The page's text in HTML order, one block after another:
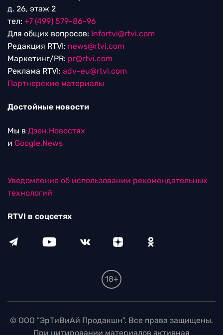
д. 26, этаж 2
тел: +7 (499) 579-86-96
Для общих вопросов: Infortvi@rtvi.com
Редакция RTVI: news@rtvi.com
Маркетинг/PR: pr@rtvi.com
Реклама RTVI: adv-eu@rtvi.com
Партнерские материалы
Достойные новости
Мы в Дзен.Новостях
и Google.News
Уведомление об использовании рекомендательных
технологий
RTVI в соцсетях
18+
© ООО "ЭрТиВиАй Продакшн". Все права защищены.
При цитировании материалов активная